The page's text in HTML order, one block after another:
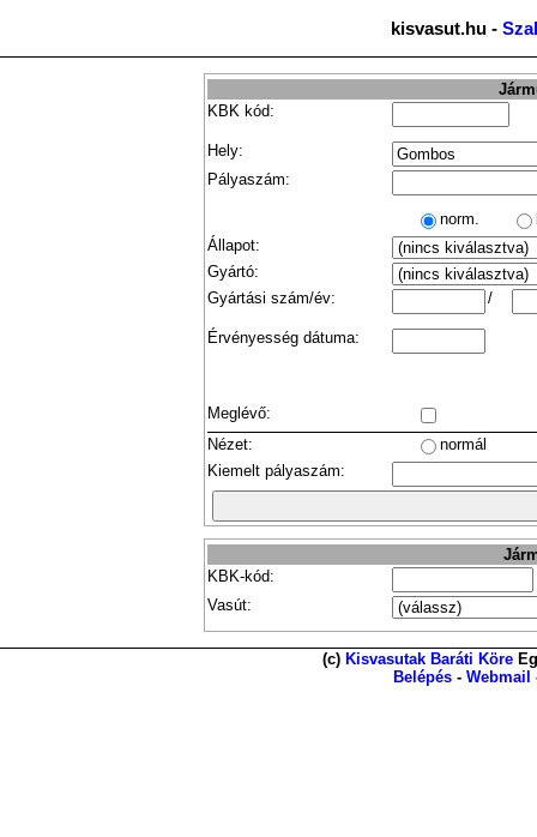
kisvasut.hu -
KBK kód:
Hely:
Pályaszám:
norm.
Állapot:
Gyártó:
Gyártási szám/év:
/
Érvényesség dátuma:
Meglévő:
Nézet:
normál
Kiemelt pályaszám:
KBK-kód:
Vasút:
(c) Kisvasutak Baráti Köre
Belépés - Webmail